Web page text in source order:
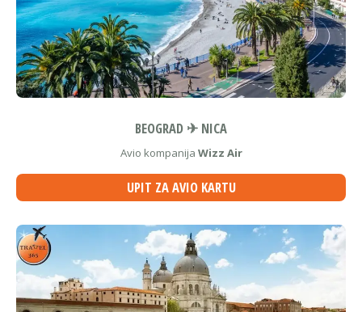
BEOGRAD ✈ NICA
Avio kompanija Wizz Air
UPIT ZA AVIO KARTU